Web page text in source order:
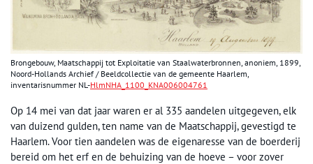
Brongebouw, Maatschappij tot Exploitatie van Staalwaterbronnen, anoniem, 1899,
Noord-Hollands Archief / Beeldcollectie van de gemeente Haarlem,
inventarisnummer NL-HlmNHA_1100_KNA006004761
Op 14 mei van dat jaar waren er al 335 aandelen uitgegeven, elk
van duizend gulden, ten name van de Maatschappij, gevestigd te
Haarlem. Voor tien aandelen was de eigenaresse van de boerderij
bereid om het erf en de behuizing van de hoeve – voor zover